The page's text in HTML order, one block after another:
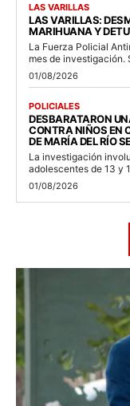
LAS VARILLAS
LAS VARILLAS:
MARIHUANA Y
La Fuerza Policial
mes de investigación.
01/08/2026
POLICIALES
DESBARATARON
CONTRA NIÑOS EN
DE MARÍA DEL RÍO
La investigación
adolescentes de 13 y
01/08/2026